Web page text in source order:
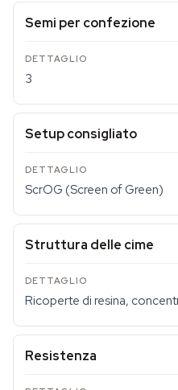
Semi per confezione
3
Setup consigliato
ScrOG (Screen of Green)
Struttura delle cime
Ricoperte di resina,
Resistenza